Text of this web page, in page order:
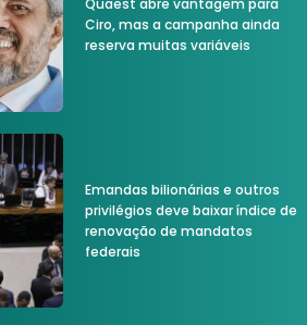
Quaest abre vantagem para
Ciro, mas a campanha ainda
reserva muitas variáveis
Emandas bilionárias e outros
privilégios deve baixar índice de
renovação de mandatos
federais